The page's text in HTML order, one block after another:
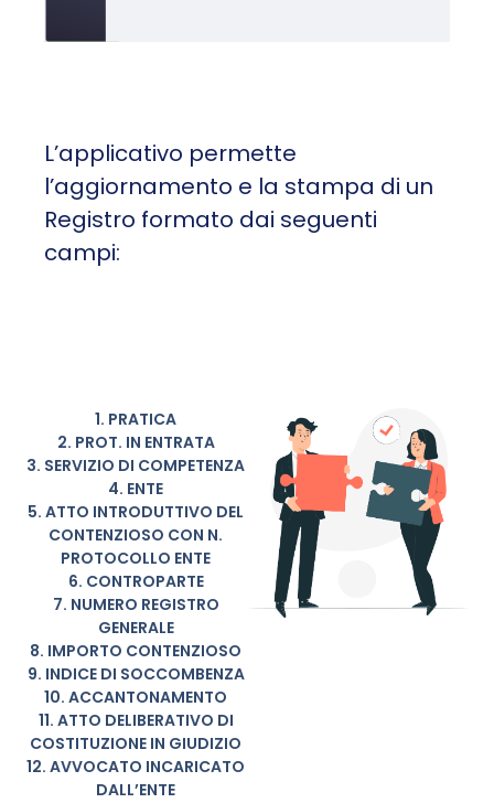
L’applicativo permette
l’aggiornamento e la stampa di un
Registro formato dai seguenti
campi:
1. PRATICA
2. PROT. IN ENTRATA
3. SERVIZIO DI COMPETENZA
4. ENTE
5. ATTO INTRODUTTIVO DEL
CONTENZIOSO CON N.
PROTOCOLLO ENTE
6. CONTROPARTE
7. NUMERO REGISTRO
GENERALE
8. IMPORTO CONTENZIOSO
9. INDICE DI SOCCOMBENZA
10. ACCANTONAMENTO
11. ATTO DELIBERATIVO DI
COSTITUZIONE IN GIUDIZIO
12. AVVOCATO INCARICATO
DALL’ENTE